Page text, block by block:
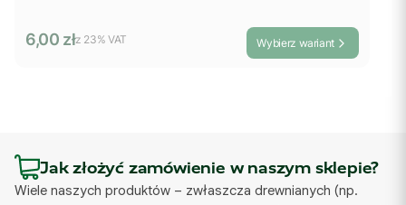
Cena brutto
6,00 złz %s VAT
z 23% VAT Wybierz wariant
Jak złożyć zamówienie w naszym sklepie?
Wiele naszych produktów – zwłaszcza drewnianych (np.